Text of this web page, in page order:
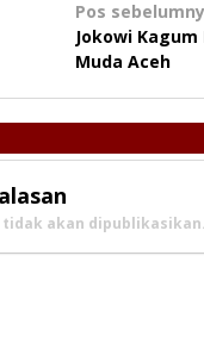
pos
Pos
Jokowi
Muda Aceh
tidak akan dipublikasikan.